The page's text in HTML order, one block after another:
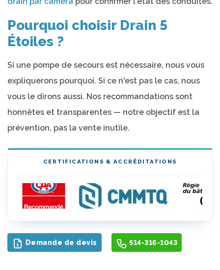
Pourquoi choisir Drain 5
Étoiles ?
Si une pompe de secours est nécessaire, nous vous
expliquerons pourquoi. Si ce n'est pas le cas, nous
vous le dirons aussi. Nos recommandations sont
honnêtes et transparentes — notre objectif est la
prévention, pas la vente inutile.
CERTIFICATIONS & ACCRÉDITATIONS
Demande de devis 514-316-1043